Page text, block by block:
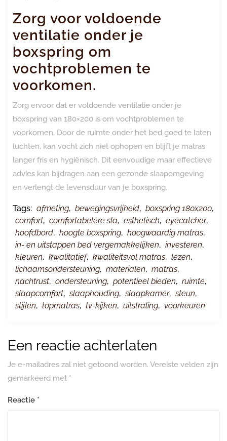
Zorg voor voldoende
ventilatie onder je
boxspring om
vochtproblemen te
voorkomen.
Zorg ervoor dat er voldoende ventilatie onder je
boxspring van 180×200 is om vochtproblemen te
voorkomen. Door de ruimte onder het bed goed te laten
luchten, kan vocht zich niet ophopen en blijft je matras
langer fris en hygiënisch. Dit eenvoudige maar effectieve
advies kan bijdragen aan een gezonde slaapomgeving
en verlengt de levensduur van je boxspring.
Tags: afmeting, bewegingsvrijheid, boxspring 180x200,
comfort, comfortabelere sla, esthetisch, eyecatcher,
hoofdbord, hoogte boxspring, hoogwaardig matras,
in- en uitstappen bed vergemakkelijken, investeren,
kleuren, kwalitatief, kwaliteitsvol matras, lezen,
lichaamsondersteuning, materialen, matras,
nachtrust, ondersteuning, potentieel bieden, ruimte,
slaapcomfort, slaaphouding, slaapkamer, steun,
stijlen, topmatras, tv-kijken, uitstraling, voorkeuren
Een reactie achterlaten
Je e-mailadres zal niet getoond worden. Vereiste velden zijn
gemarkeerd met *
Reactie *